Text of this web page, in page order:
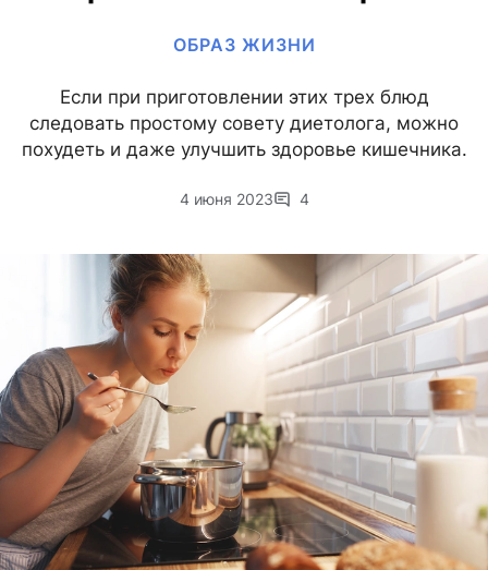
ОБРАЗ ЖИЗНИ
Если при приготовлении этих трех блюд
следовать простому совету диетолога, можно
похудеть и даже улучшить здоровье кишечника.
4 июня 2023 4